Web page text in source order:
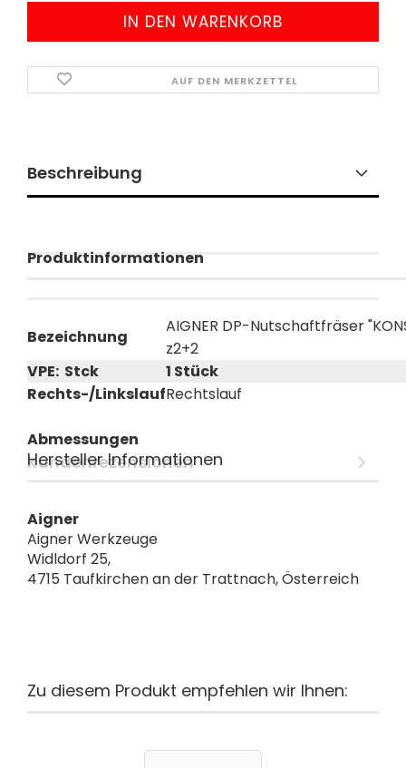
AUF DEN MERKZETTEL
Beschreibung
Produktinformationen
Bezeichnung
AIGNER DP-Nutschaftfräser
z2+2
VPE: Stck
1 Stück
Rechts-/LinkslaufRechtslauf
Abmessungen
Kundenrezensionen
Hersteller Informationen
Aigner
Aigner Werkzeuge
Widldorf 25,
4715 Taufkirchen an der Trattnach, Österreich
Zu diesem Produkt empfehlen wir Ihnen: